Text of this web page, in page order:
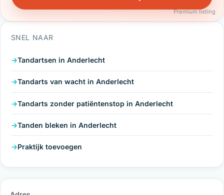
Premium listing
SNEL NAAR
Tandartsen in Anderlecht
Tandarts van wacht in Anderlecht
Tandarts zonder patiëntenstop in Anderlecht
Tanden bleken in Anderlecht
Praktijk toevoegen